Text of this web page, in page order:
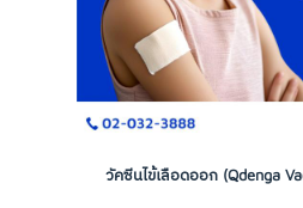
วัคซีนไข้เลือดออก (Qdenga